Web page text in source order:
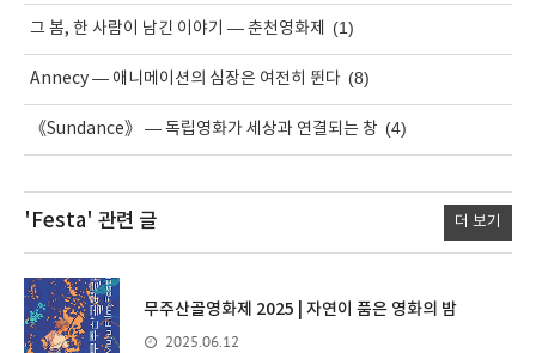
그 봄, 한 사람이 남긴 이야기 — 춘천영화제 (1)
Annecy — 애니메이션의 심장은 여전히 뛴다 (8)
《Sundance》 — 독립영화가 세상과 연결되는 창 (4)
'Festa' 관련 글 더 보기
무주산골영화제 2025 | 자연이 품은 영화의 밤
2025.06.12